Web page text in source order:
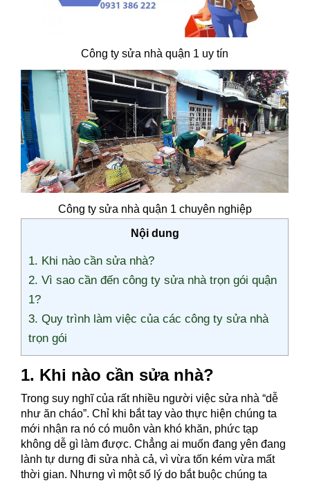
Công ty sửa nhà quận 1 uy tín
Công ty sửa nhà quận 1 chuyên nghiệp
Nội dung
1. Khi nào cần sửa nhà?
2. Vì sao cần đến công ty sửa nhà trọn gói quận
1?
3. Quy trình làm việc của các công ty sửa nhà
trọn gói
1. Khi nào cần sửa nhà?
Trong suy nghĩ của rất nhiều người việc sửa nhà “dễ
như ăn cháo”. Chỉ khi bắt tay vào thực hiện chúng ta
mới nhận ra nó có muôn vàn khó khăn, phức tạp
không dễ gì làm được. Chẳng ai muốn đang yên đang
lành tự dưng đi sửa nhà cả, vì vừa tốn kém vừa mất
thời gian. Nhưng vì một số lý do bắt buộc chúng ta